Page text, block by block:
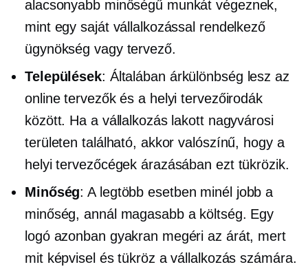
alacsonyabb minőségű munkát végeznek,
mint egy saját vállalkozással rendelkező
ügynökség vagy tervező.
Települések: Általában árkülönbség lesz az
online tervezők és a helyi tervezőirodák
között. Ha a vállalkozás lakott nagyvárosi
területen található, akkor valószínű, hogy a
helyi tervezőcégek árazásában ezt tükrözik.
Minőség: A legtöbb esetben minél jobb a
minőség, annál magasabb a költség. Egy
logó azonban gyakran megéri az árát, mert
mit képvisel és tükröz a vállalkozás számára.